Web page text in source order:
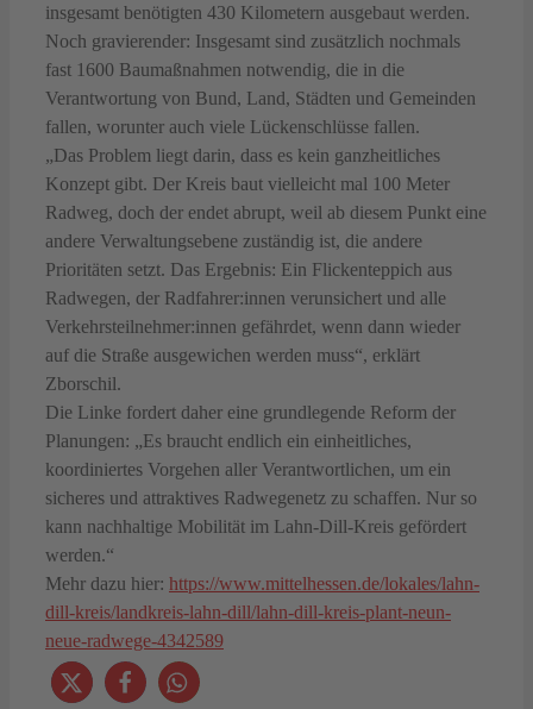
insgesamt benötigten 430 Kilometern ausgebaut werden.
Noch gravierender: Insgesamt sind zusätzlich nochmals
fast 1600 Baumaßnahmen notwendig, die in die
Verantwortung von Bund, Land, Städten und Gemeinden
fallen, worunter auch viele Lückenschlüsse fallen.
„Das Problem liegt darin, dass es kein ganzheitliches
Konzept gibt. Der Kreis baut vielleicht mal 100 Meter
Radweg, doch der endet abrupt, weil ab diesem Punkt eine
andere Verwaltungsebene zuständig ist, die andere
Prioritäten setzt. Das Ergebnis: Ein Flickenteppich aus
Radwegen, der Radfahrer:innen verunsichert und alle
Verkehrsteilnehmer:innen gefährdet, wenn dann wieder
auf die Straße ausgewichen werden muss“, erklärt
Zborschil.
Die Linke fordert daher eine grundlegende Reform der
Planungen: „Es braucht endlich ein einheitliches,
koordiniertes Vorgehen aller Verantwortlichen, um ein
sicheres und attraktives Radwegenetz zu schaffen. Nur so
kann nachhaltige Mobilität im Lahn-Dill-Kreis gefördert
werden.“
Mehr dazu hier: https://www.mittelhessen.de/lokales/lahn-
dill-kreis/landkreis-lahn-dill/lahn-dill-kreis-plant-neun-
neue-radwege-4342589